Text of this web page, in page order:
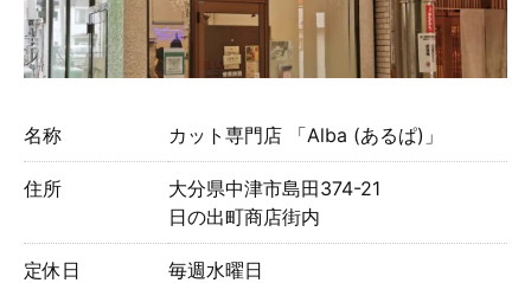
名称 カット専門店 「Alba (あるぱ)」
住所
大分県中津市島田374-21
日の出町商店街内
定休日
毎週水曜日